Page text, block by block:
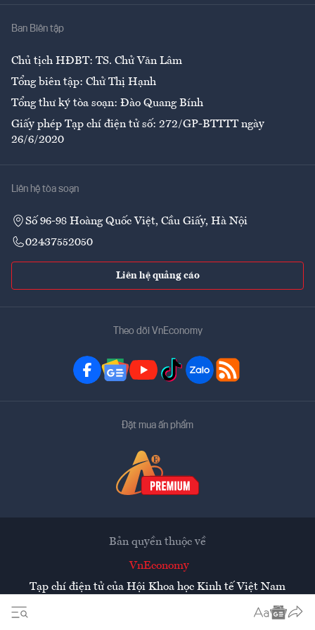
Ban Biên tập
Chủ tịch HĐBT: TS. Chử Văn Lâm
Tổng biên tập: Chử Thị Hạnh
Tổng thư ký tòa soạn: Đào Quang Bính
Giấy phép Tạp chí điện tử số: 272/GP-BTTTT ngày
26/6/2020
Liên hệ tòa soạn
Số 96-98 Hoàng Quốc Việt, Cầu Giấy, Hà Nội
02437552050
Liên hệ quảng cáo
Theo dõi VnEconomy
Đặt mua ấn phẩm
Bản quyền thuộc về
VnEconomy
Tạp chí điện tử của Hội Khoa học Kinh tế Việt Nam
Mọi tin bài đăng lại từ website này phải có sự chấp thuận